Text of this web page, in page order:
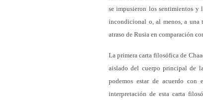
se impusieron los sentimientos y
incondicional o, al menos, a una
atraso de Rusia en comparación
La primera carta filosófica de
aislado del cuerpo principal de
podemos estar de acuerdo
interpretación de esta carta